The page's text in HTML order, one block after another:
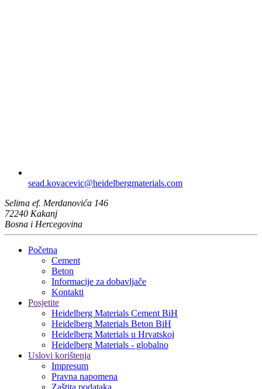
sead.kovacevic​@heidelbergmaterials.com
Selima ef. Merdanovića 146
72240 Kakanj
Bosna i Hercegovina
Početna
Cement
Beton
Informacije za dobavljače
Kontakti
Posjetite
Heidelberg Materials Cement BiH
Heidelberg Materials Beton BiH
Heidelberg Materials u Hrvatskoj
Heidelberg Materials - globalno
Uslovi korištenja
Impresum
Pravna napomena
Zaštita podataka